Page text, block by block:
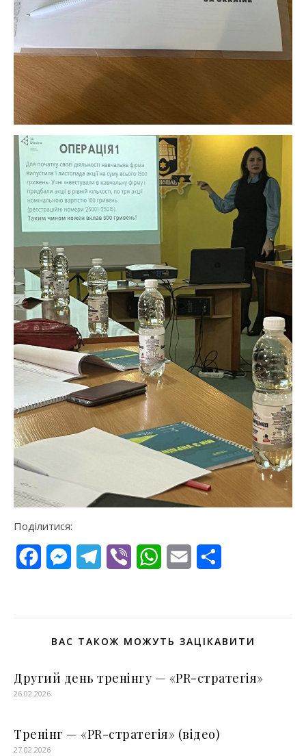
Поділитися:
FacebookMessengerTelegram
Viber WhatsApp
Email
ВАС ТАКОЖ МОЖУТЬ ЗАЦІКАВИТИ
Другий день тренінгу — «PR-стратегія»
26.02.2026
Тренінг — «PR-стратегія» (відео)
27.02.2026